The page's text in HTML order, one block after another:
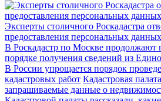
Эксперты столичного Роскадастра
предоставления персональных
В Роскадастр по Москве продолжают
порядке получения сведений из
В России упрощается порядок
кадастровых работ Кадастровая
запрашиваемые данные о